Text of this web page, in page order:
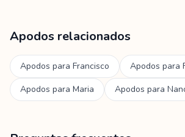
Apodos relacionados
Apodos para Francisco Apodos para
Apodos para Maria Apodos para